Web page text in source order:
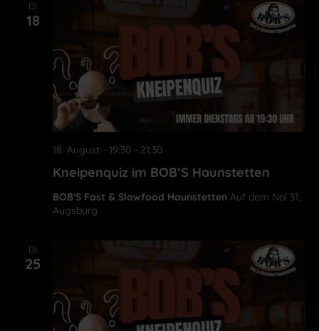
DI.
18
Kneipenquiz im BOB’S Haunstetten
18. August - 19:30- 21:30
BOB'S Fast & Slowfood Haunstetten Auf dem Nol 31,
Augsburg
DI.
25